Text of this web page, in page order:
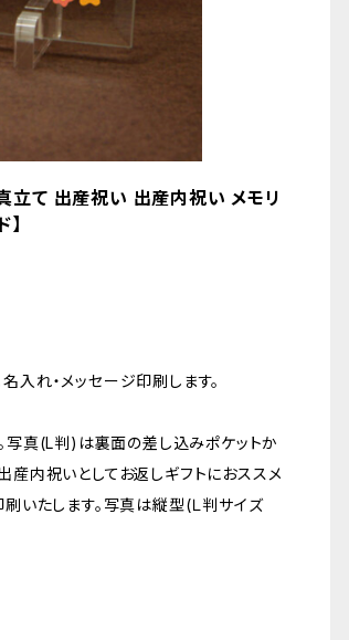
立て 出産祝い 出産内祝い メモリ
入れ・メッセージ印刷します。
写真(L判)は裏面の差し込みポケットか
産内祝いとしてお返しギフトにおススメ
いたします。写真は縦型(Ｌ判サイズ